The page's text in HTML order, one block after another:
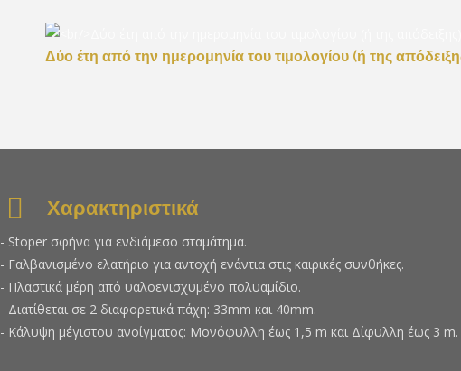
Δύο έτη από την ημερομηνία του τιμολογίου (ή της
Χαρακτηριστικά
- Stoper σφήνα για ενδιάμεσο σταμάτημα.
- Γαλβανισμένο ελατήριο για αντοχή ενάντια στις καιρικές συνθήκες.
- Πλαστικά μέρη από υαλοενισχυμένο πολυαμίδιο.
- Διατίθεται σε 2 διαφορετικά πάχη: 33mm και 40mm.
- Κάλυψη μέγιστου ανοίγματος: Μονόφυλλη έως 1,5 m και Δίφυλλη έως 3 m.